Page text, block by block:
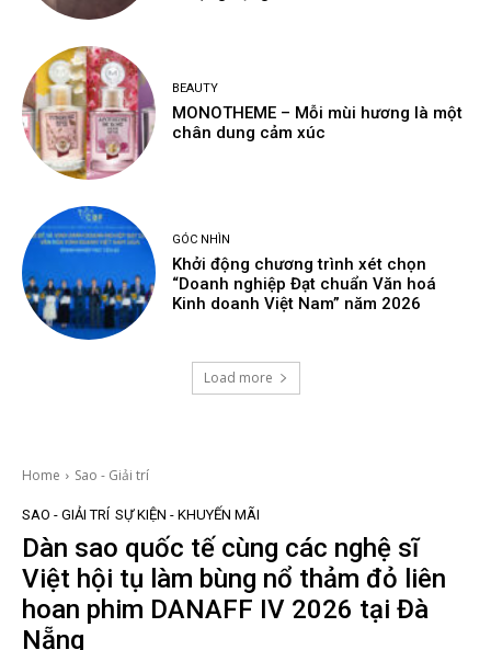
BEAUTY
MONOTHEME – Mỗi mùi hương là một
chân dung cảm xúc
GÓC NHÌN
Khởi động chương trình xét chọn
“Doanh nghiệp Đạt chuẩn Văn hoá
Kinh doanh Việt Nam” năm 2026
Load more